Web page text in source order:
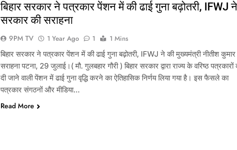
बिहार सरकार ने पत्रकार पेंशन में की ढाई गुना बढ़ोतरी, IFWJ ने
सरकार की सराहना
9PM TV 1 Year Ago 1
1 Mins
बिहार सरकार ने पत्रकार पेंशन में की ढाई गुना बढ़ोतरी, IFWJ ने की मुख्यमंत्री नीतीश
सराहना पटना, 29 जुलाई।( मौ. गुलबहार गौरी ) बिहार सरकार द्वारा राज्य के वरिष्ठ पत्रकारों
दी जाने वाली पेंशन में ढाई गुना वृद्धि करने का ऐतिहासिक निर्णय लिया गया है। इस फैसले का
पत्रकार संगठनों और मीडिया…
Read More